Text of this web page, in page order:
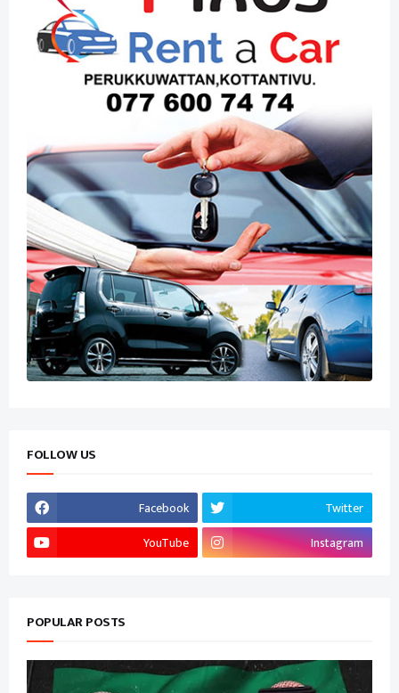
FOLLOW US
Facebook
Twitter
YouTube
Instagram
POPULAR POSTS